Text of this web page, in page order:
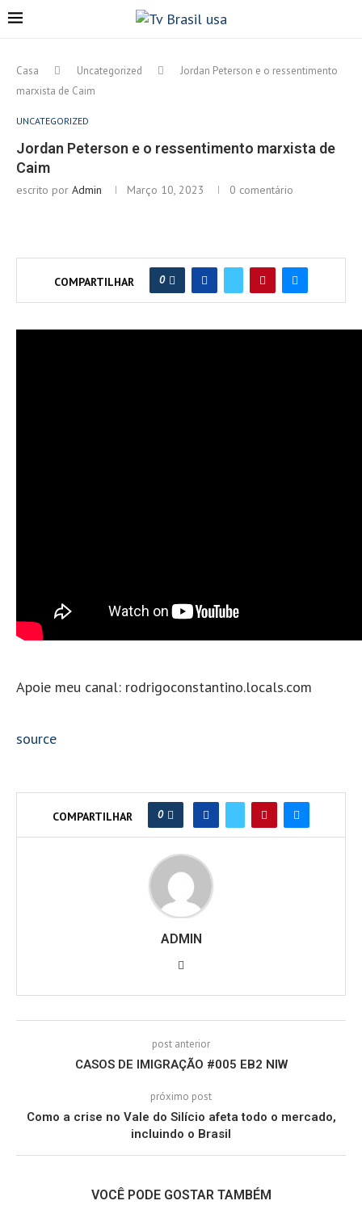
Casa Uncategorized
Jordan Peterson e o ressentimento
marxista de Caim
UNCATEGORIZED
Jordan Peterson e o ressentimento marxista de
Caim
escrito por Admin Março 10, 2023 0 comentário
COMPARTILHAR 0
Apoie meu canal: rodrigoconstantino.locals.com
source
COMPARTILHAR 0
ADMIN
post anterior
CASOS DE IMIGRAÇÃO #005 EB2 NIW
próximo post
Como a crise no Vale do Silício afeta todo o mercado,
incluindo o Brasil
VOCÊ PODE GOSTAR TAMBÉM